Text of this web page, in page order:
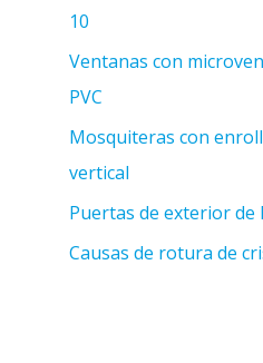
10
Ventanas con
PVC
Mosquiteras con
vertical
Puertas de exterior de
Causas de rotura de